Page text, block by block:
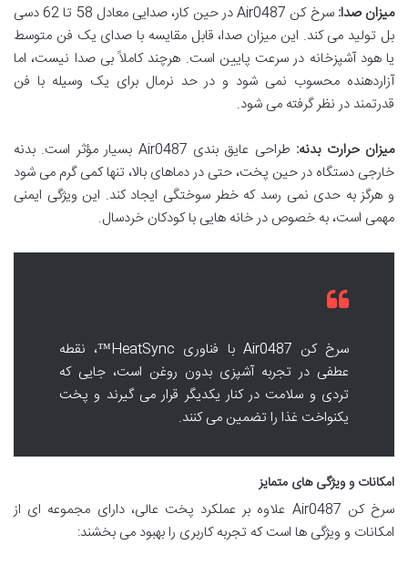
میزان صدا:
سرخ کن Air0487 در حین کار، صدایی معادل 58 تا 62 دسی
بل تولید می کند. این میزان صدا، قابل مقایسه با صدای یک فن متوسط
یا هود آشپزخانه در سرعت پایین است. هرچند کاملاً بی صدا نیست، اما
آزاردهنده محسوب نمی شود و در حد نرمال برای یک وسیله با فن
قدرتمند در نظر گرفته می شود.
میزان حرارت بدنه:
طراحی عایق بندی Air0487 بسیار مؤثر است. بدنه
خارجی دستگاه در حین پخت، حتی در دماهای بالا، تنها کمی گرم می شود
و هرگز به حدی نمی رسد که خطر سوختگی ایجاد کند. این ویژگی ایمنی
مهمی است، به خصوص در خانه هایی با کودکان خردسال.
سرخ کن Air0487 با فناوری HeatSync™، نقطه
عطفی در تجربه آشپزی بدون روغن است، جایی که
تردی و سلامت در کنار یکدیگر قرار می گیرند و پخت
یکنواخت غذا را تضمین می کنند.
امکانات و ویژگی های متمایز
سرخ کن Air0487 علاوه بر عملکرد پخت عالی، دارای مجموعه ای از
امکانات و ویژگی ها است که تجربه کاربری را بهبود می بخشند: